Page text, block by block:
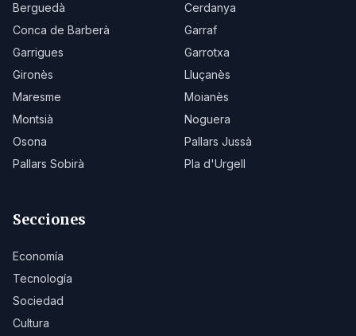
Berguedà
Cerdanya
Conca de Barberà
Garraf
Garrigues
Garrotxa
Gironès
Lluçanès
Maresme
Moianès
Montsià
Noguera
Osona
Pallars Jussà
Pallars Sobirà
Pla d'Urgell
Secciones
Economía
Tecnología
Sociedad
Cultura